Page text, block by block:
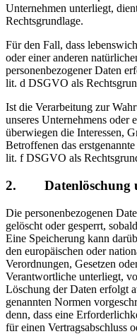
Unternehmen unterliegt,
Rechtsgrundlage.
Für den Fall, dass
oder einer anderen
personenbezogener Daten
lit. d DSGVO als
Ist die Verarbeitung zur
unseres Unternehmens oder
überwiegen die Interessen,
Betroffenen das
lit. f DSGVO als
2. Datenlöschung
Die personenbezogenen
gelöscht oder gesperrt,
Eine Speicherung kann
den europäischen oder
Verordnungen, Gesetzen
Verantwortliche unterliegt,
Löschung der Daten erfolgt
genannten Normen
denn, dass eine
für einen Vertragsabschluss